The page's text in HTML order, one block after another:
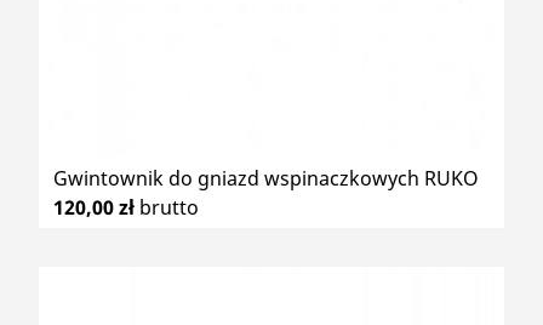
Gwintownik do gniazd wspinaczkowych RUKO
120,00 zł brutto